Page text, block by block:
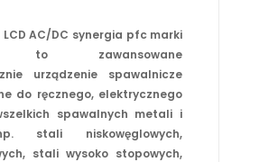
LCD AC/DC synergia pfc marki
zawansowane
urządzenie spawalnicze
do ręcznego, elektrycznego
spawalnych metali i
stali niskowęglowych,
stali wysoko stopowych,